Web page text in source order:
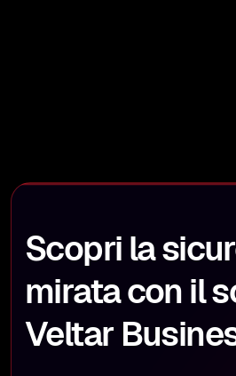
Scopri la
mirata con il
Veltar